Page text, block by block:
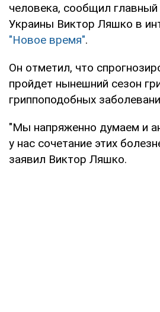
человека, сообщил
Украины Виктор Ляшко в
"Новое время".
Он отметил, что
пройдет нынешний сезон
гриппоподобных
"Мы напряженно думаем и
у нас сочетание этих
заявил Виктор Ляшко.